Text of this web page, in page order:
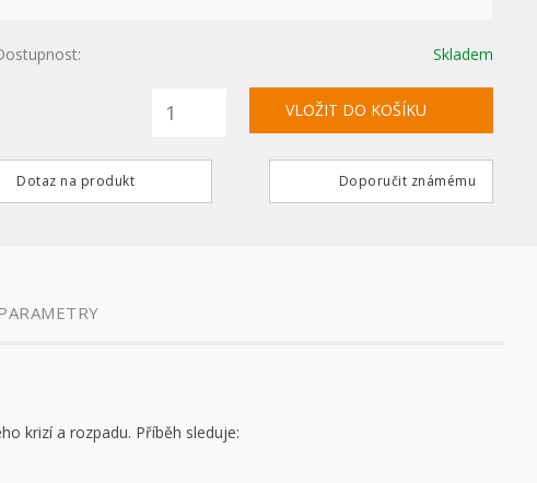
Skladem
Dotaz na produkt Doporučit známému
krizí a rozpadu. Příběh sleduje: